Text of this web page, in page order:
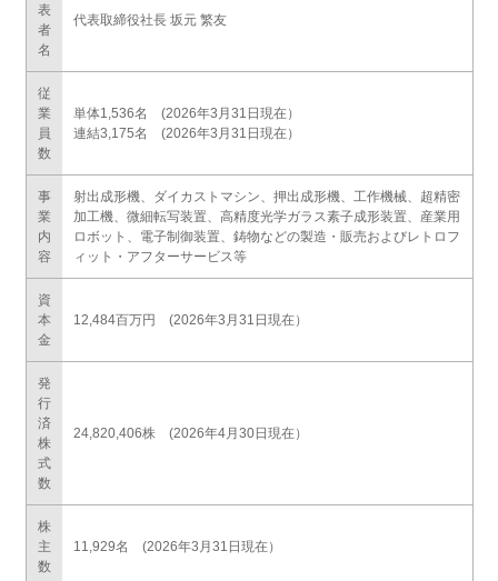
表
者
名
代表取締役社長 坂元 繁友
従
業
員
数
単体1,536名 (2026年3月31日現在）
連結3,175名 (2026年3月31日現在）
事
業
内
容
射出成形機、ダイカストマシン、押出成形機、工作機械、超精密
加工機、微細転写装置、高精度光学ガラス素子成形装置、産業用
ロボット、電子制御装置、鋳物などの製造・販売およびレトロフ
ィット・アフターサービス等
資
本
金
12,484百万円 (2026年3月31日現在）
発
行
済
株
式
数
24,820,406株 (2026年4月30日現在）
株
主
数
11,929名 (2026年3月31日現在）